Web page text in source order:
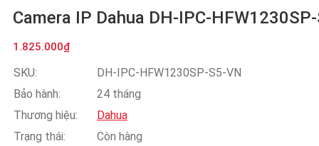
Camera IP Dahua DH-IPC-
1.825.000₫
SKU:
DH-IPC-HFW1230SP-S5-VN
Bảo hành:
24 tháng
Thương hiệu:
Dahua
Trạng thái:
Còn hàng